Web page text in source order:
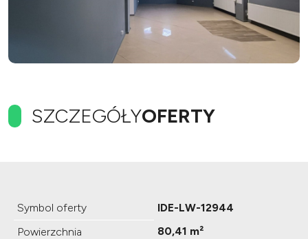
SZCZEGÓŁYOFERTY
Symbol oferty
IDE-LW-12944
Powierzchnia
80,41 m²